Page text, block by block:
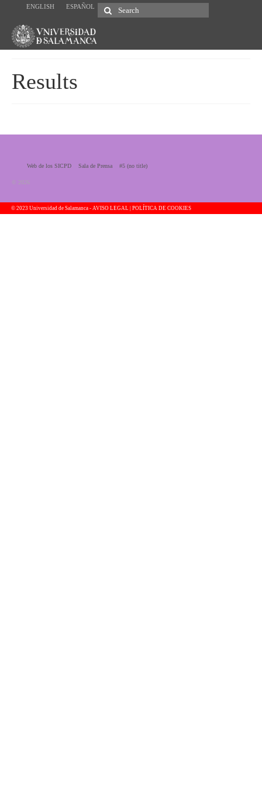
ESPAÑOL
ENGLISH
Search
for:
Results
Web de los SICPD Sala de Prensa #5 (no title)
© 2026
© 2023 Universidad de Salamanca - AVISO LEGAL | POLÍTICA DE COOKIES